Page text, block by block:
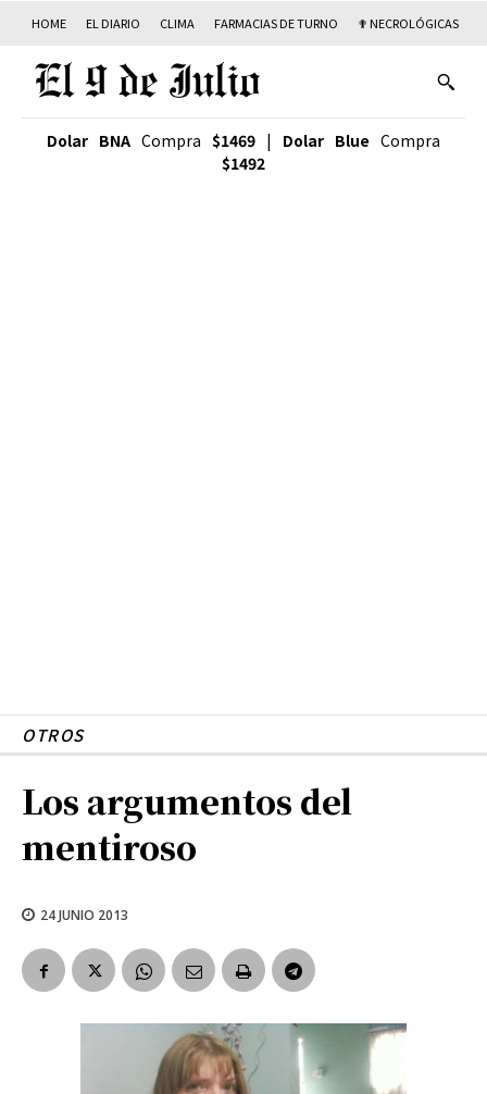
HOME EL DIARIO CLIMA FARMACIAS DE TURNO ✟ NECROLÓGICAS
Dolar BNA Compra $1469 | Dolar Blue Compra
$1492
OTROS
Los argumentos del
mentiroso
24 JUNIO 2013